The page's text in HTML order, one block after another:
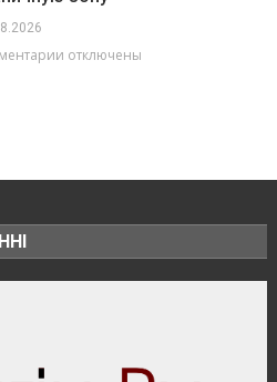
непогоду
на
к
в
зону
отключены